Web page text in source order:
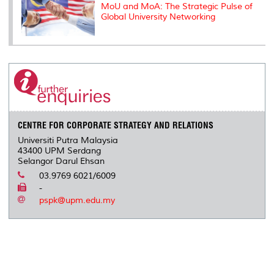
MoU and MoA: The Strategic Pulse of
Global University Networking
CENTRE FOR CORPORATE STRATEGY AND RELATIONS
Universiti Putra Malaysia
43400 UPM Serdang
Selangor Darul Ehsan
03.9769 6021/6009
-
pspk@upm.edu.my